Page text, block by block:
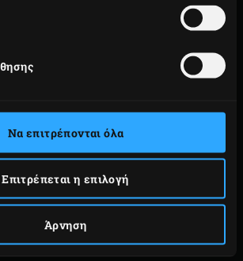
Να επιτρέπονται όλα
Επιτρέπεται η επιλογή
Άρνηση
Το Big Green Egg
το καλύτερο κεραμικό.
μια ειδική σύνθεση πρώτων υλών που
διαδικασία καύσης σε υψηλή
το Big Green Egg αντέχει
θερμοκρασίες, το κεραμικό
εξαιρετικά και διαρκεί μια ζωή.